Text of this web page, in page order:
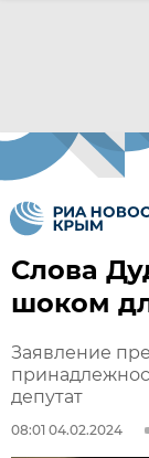
Слова
шоком
Заявление
депутат
08:01 04.02.2024